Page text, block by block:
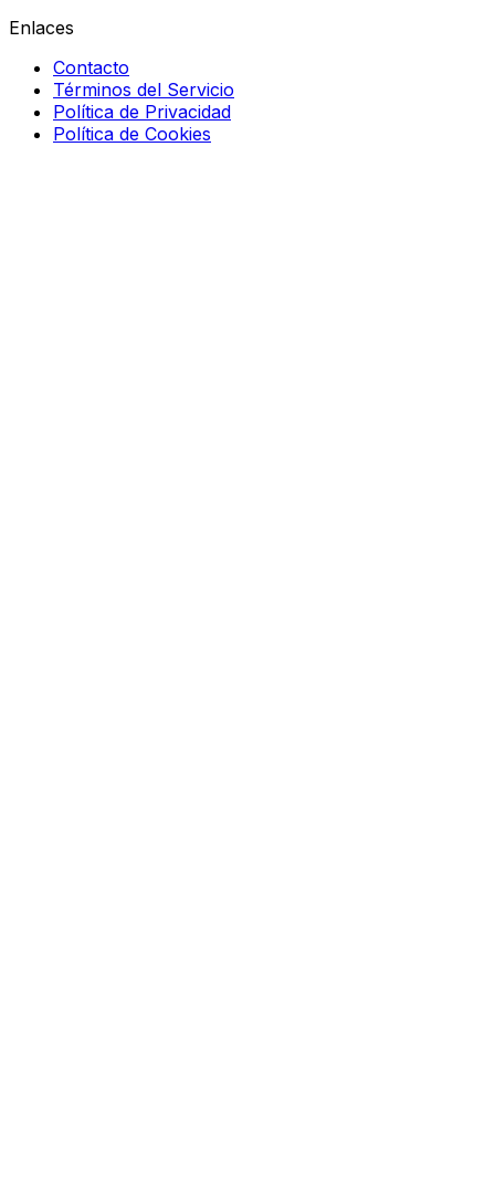
Enlaces
Contacto
Términos del Servicio
Política de Privacidad
Política de Cookies